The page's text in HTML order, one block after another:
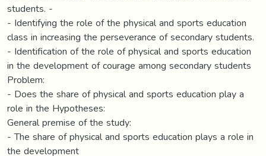
students. -
- Identifying the role of the physical and sports education
class in increasing the perseverance of secondary students.
- Identification of the role of physical and sports education
in the development of courage among secondary students
Problem:
- Does the share of physical and sports education play a
role in the Hypotheses:
General premise of the study:
- The share of physical and sports education plays a role in
the development